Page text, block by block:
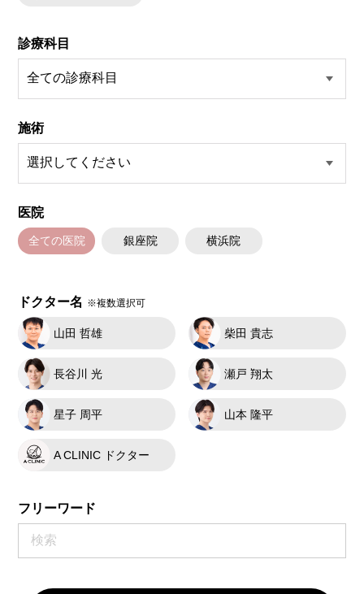
診療科目
施術
医院
全ての医院 銀座院 横浜院
ドクター名 ※複数選択可
山田 哲雄 柴田 貴志
長谷川 光 瀬戸 翔太
星子 周平 山本 隆平
A CLINIC ドクター
フリーワード